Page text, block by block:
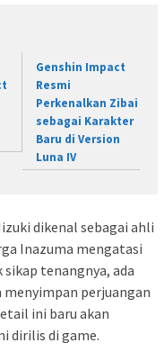
Genshin Impact
Resmi
Perkenalkan Zibai
sebagai Karakter
Baru di Version
Luna IV
dikenal sebagai ahli
Inazuma mengatasi
tenangnya, ada
perjuangan
ini baru akan
dirilis di game.